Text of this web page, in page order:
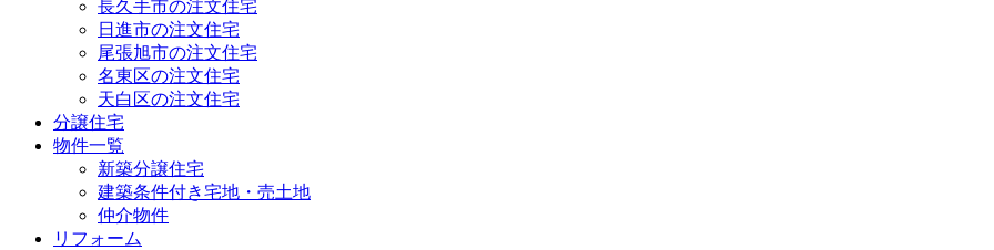
長久手市の注文住宅
日進市の注文住宅
尾張旭市の注文住宅
名東区の注文住宅
天白区の注文住宅
分譲住宅
物件一覧
新築分譲住宅
建築条件付き宅地・売土地
仲介物件
リフォーム